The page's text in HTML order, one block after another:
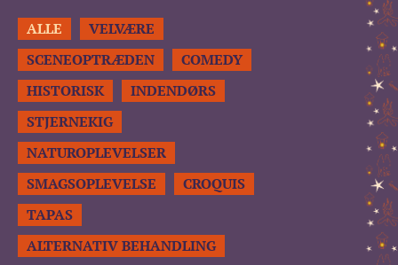
ALLE
VELVÆRE
SCENEOPTRÆDEN
COMEDY
HISTORISK
INDENDØRS
STJERNEKIG
NATUROPLEVELSER
SMAGSOPLEVELSE
CROQUIS
TAPAS
ALTERNATIV BEHANDLING